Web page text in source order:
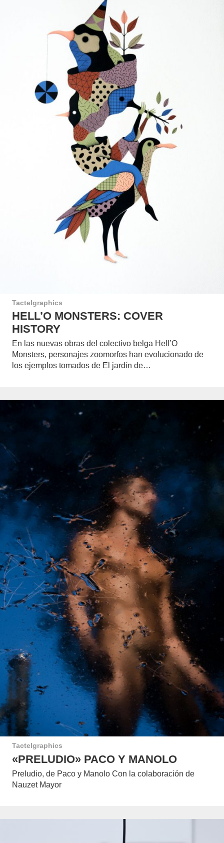
Tactelgraphics
HELL’O MONSTERS: COVER
HISTORY
En las nuevas obras del colectivo belga Hell’O
Monsters, personajes zoomorfos han evolucionado de
los ejemplos tomados de El jardín de…
Tactelgraphics
«PRELUDIO» PACO Y MANOLO
Preludio, de Paco y Manolo Con la colaboración de
Nauzet Mayor